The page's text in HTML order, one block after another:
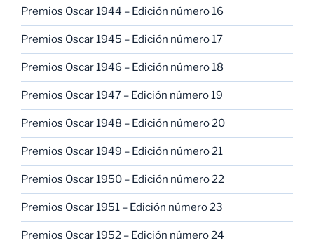
Premios Oscar 1944 – Edición número 16
Premios Oscar 1945 – Edición número 17
Premios Oscar 1946 – Edición número 18
Premios Oscar 1947 – Edición número 19
Premios Oscar 1948 – Edición número 20
Premios Oscar 1949 – Edición número 21
Premios Oscar 1950 – Edición número 22
Premios Oscar 1951 – Edición número 23
Premios Oscar 1952 – Edición número 24